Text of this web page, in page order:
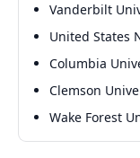
Vanderbilt
United States
Columbia
Clemson
Wake Forest